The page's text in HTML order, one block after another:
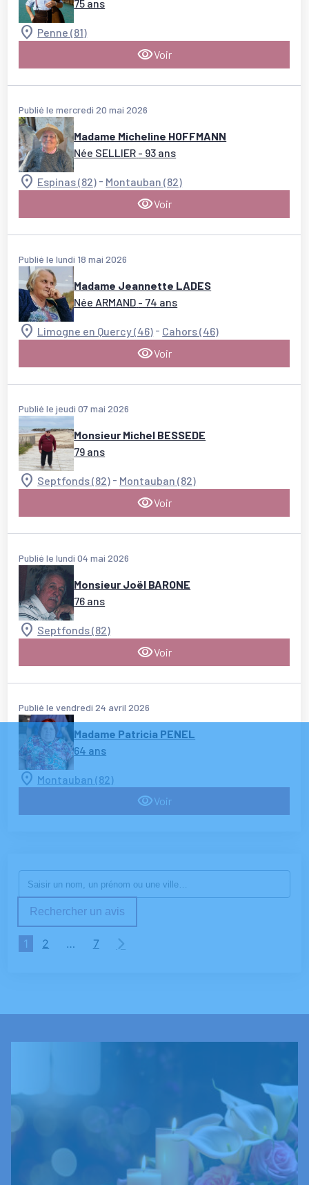
75 ans
Penne (81)
Voir
Publié le mercredi 20 mai 2026
Madame Micheline HOFFMANN
Née SELLIER - 93 ans
Espinas (82) - Montauban (82)
Voir
Publié le lundi 18 mai 2026
Madame Jeannette LADES
Née ARMAND - 74 ans
Limogne en Quercy (46) - Cahors (46)
Voir
Publié le jeudi 07 mai 2026
Monsieur Michel BESSEDE
79 ans
Septfonds (82) - Montauban (82)
Voir
Publié le lundi 04 mai 2026
Monsieur Joël BARONE
76 ans
Septfonds (82)
Voir
Publié le vendredi 24 avril 2026
Madame Patricia PENEL
64 ans
Montauban (82)
Voir
Rechercher un avis
1 2 … 7